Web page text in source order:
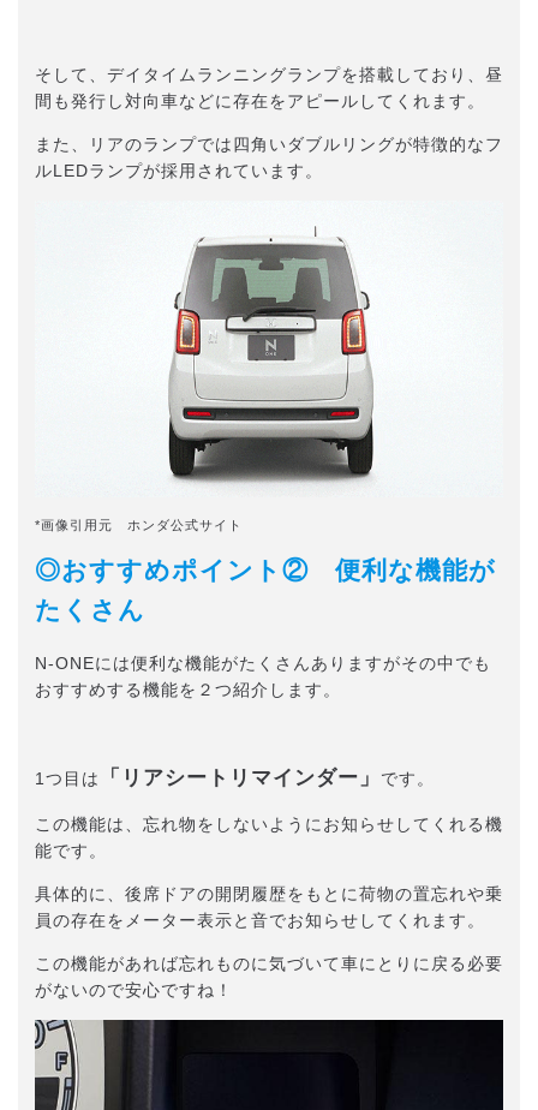
そして、デイタイムランニングランプを搭載しており、昼
間も発行し対向車などに存在をアピールしてくれます。
また、リアのランプでは四角いダブルリングが特徴的なフ
ルLEDランプが採用されています。
*画像引用元 ホンダ公式サイト
◎おすすめポイント② 便利な機能が
たくさん
N-ONEには便利な機能がたくさんありますがその中でも
おすすめする機能を２つ紹介します。
1つ目は 「リアシートリマインダー」 です。
この機能は、忘れ物をしないようにお知らせしてくれる機
能です。
具体的に、後席ドアの開閉履歴をもとに荷物の置忘れや乗
員の存在をメーター表示と音でお知らせしてくれます。
この機能があれば忘れものに気づいて車にとりに戻る必要
がないので安心ですね！